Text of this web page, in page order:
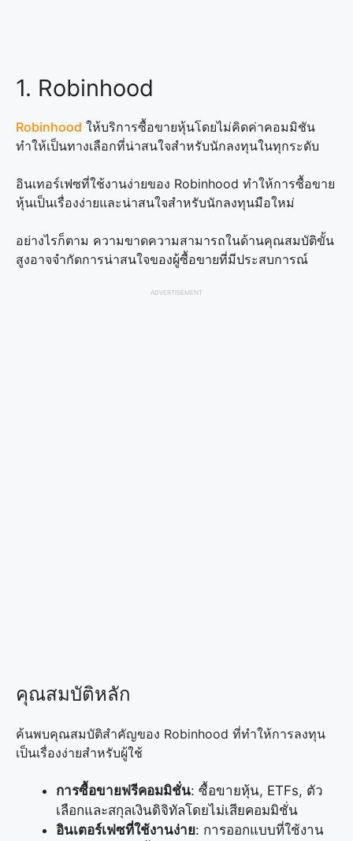
1. Robinhood
Robinhood ให้บริการซื้อขายหุ้นโดยไม่คิดค่าคอมมิชัน
ทำให้เป็นทางเลือกที่น่าสนใจสำหรับนักลงทุนในทุกระดับ
อินเทอร์เฟซที่ใช้งานง่ายของ Robinhood ทำให้การซื้อขาย
หุ้นเป็นเรื่องง่ายและน่าสนใจสำหรับนักลงทุนมือใหม่
อย่างไรก็ตาม ความขาดความสามารถในด้านคุณสมบัติขั้น
สูงอาจจำกัดการน่าสนใจของผู้ซื้อขายที่มีประสบการณ์
ADVERTISEMENT
คุณสมบัติหลัก
ค้นพบคุณสมบัติสำคัญของ Robinhood ที่ทำให้การลงทุน
เป็นเรื่องง่ายสำหรับผู้ใช้
การซื้อขายฟรีคอมมิชั่น: ซื้อขายหุ้น, ETFs, ตัว
เลือกและสกุลเงินดิจิทัลโดยไม่เสียคอมมิชั่น
อินเตอร์เฟซที่ใช้งานง่าย: การออกแบบที่ใช้งาน